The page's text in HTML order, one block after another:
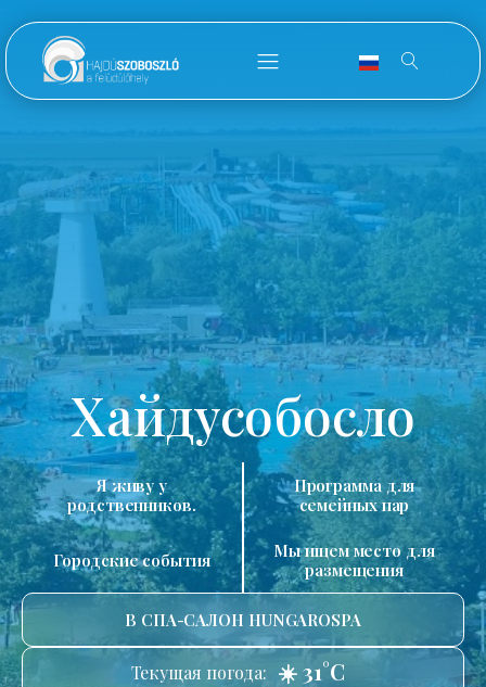
Хайдусобосло
Я живу у
родственников.
Программа для
семейных пар
Городские события
Мы ищем место для
размещения
В СПА-САЛОН HUNGAROSPA
Текущая погода: ☀️ 31°C